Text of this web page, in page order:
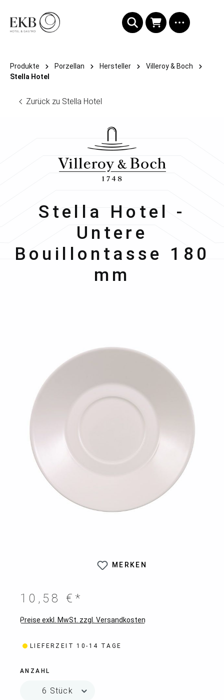
Produkte Porzellan Hersteller
Villeroy & Boch
Stella Hotel
Zurück zu Stella Hotel
Villeroy & Boch
Stella Hotel -
Untere
Bouillontasse 180
mm
MERKEN
10,58 €*
Preise exkl. MwSt. zzgl. Versandkosten
LIEFERZEIT 10-14 TAGE
ANZAHL